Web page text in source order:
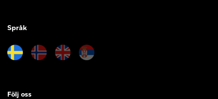
Språk
Följ oss